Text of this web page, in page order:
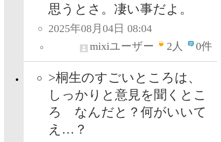
思うとさ。凄い事だよ。
2025年08月04日 08:04
mixiユーザー
2人 0件
>桐生のすごいところは、
しっかりと意見を聞くとこ
ろ なんだと？何がいいて
え…？